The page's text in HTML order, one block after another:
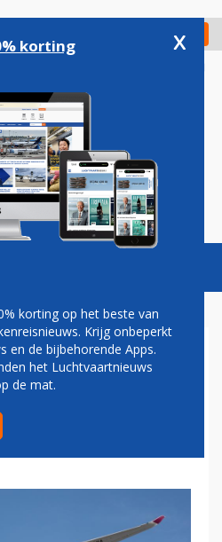
Check in
Vacatures
LANGSTE
VLUCHT
korting x
korting op het beste van
Krijg onbeperkt
en de bijbehorende Apps.
het Luchtvaartnieuws
de mat.